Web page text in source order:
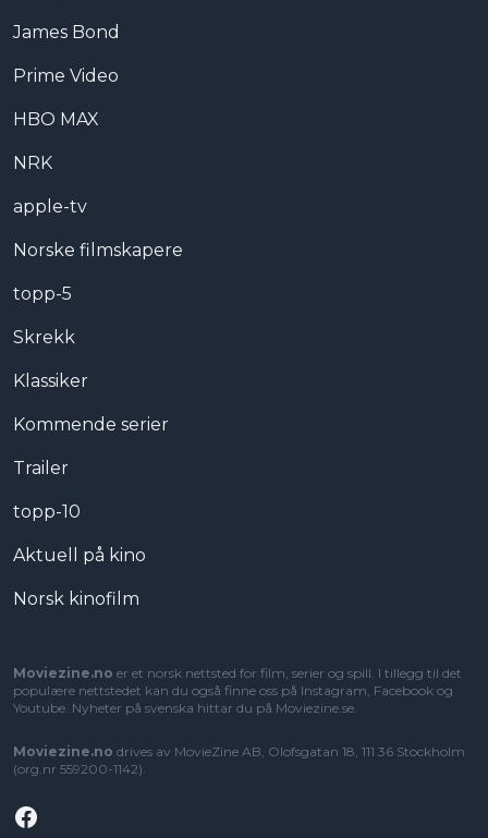
James Bond
Prime Video
HBO MAX
NRK
apple-tv
Norske filmskapere
topp-5
Skrekk
Klassiker
Kommende serier
Trailer
topp-10
Aktuell på kino
Norsk kinofilm
Moviezine.no er et norsk nettsted for film, serier og spill. I tillegg til det
populære nettstedet kan du også finne oss på Instagram, Facebook og
Youtube. Nyheter på svenska hittar du på Moviezine.se
Moviezine.no drives av MovieZine AB, Olofsgatan 18, 111 36 Stockholm
(org.nr 559200-1142).
Facebook